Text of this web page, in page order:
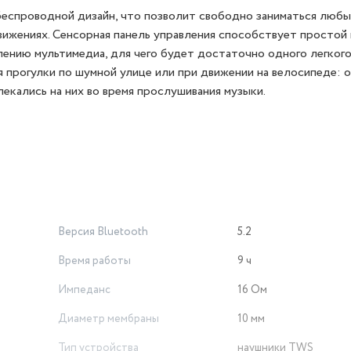
дизайн, что позволит свободно заниматься
Сенсорная панель управления способствует
мультимедиа, для чего будет достаточно одного
по шумной улице или при движении на велосипеде:
на них во время прослушивания музыки.
Версия Bluetooth
5.2
Время работы
9 ч
Импеданс
16 Ом
Диаметр мембраны
10 мм
Тип устройства
наушники TWS